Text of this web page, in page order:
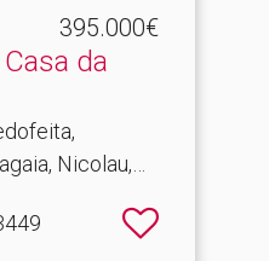
395.000€
Nicolau,